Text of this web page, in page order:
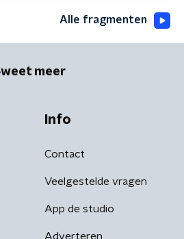
Alle fragmenten
weet meer
Info
Contact
Veelgestelde vragen
App de studio
Adverteren